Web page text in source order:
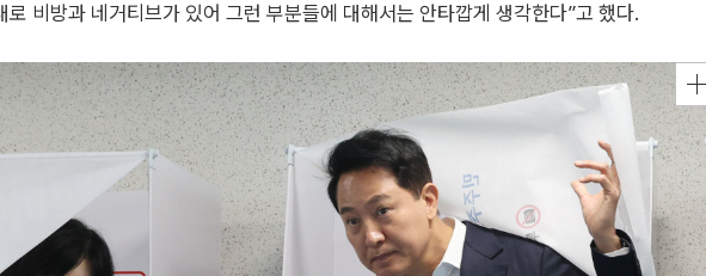
로 비방과 네거티브가 있어 그런 부분들에 대해서는 안타깝게 생각한다”고 했다.